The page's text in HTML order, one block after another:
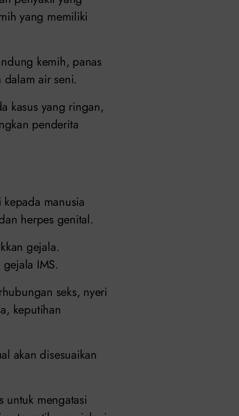
yang memiliki
kemih, panas
air seni.
kasus yang ringan,
penderita
manusia
herpes genital.
gejala.
IMS.
seks, nyeri
keputihan
akan disesuaikan
untuk mengatasi